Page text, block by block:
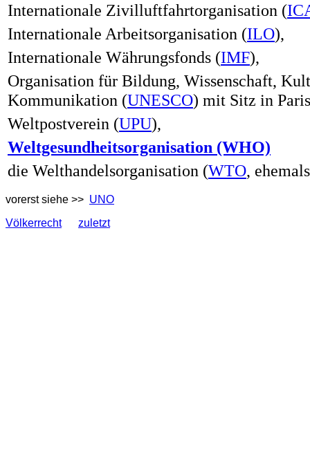
Internationale Zivilluftfahrtorganisation (
Internationale Arbeitsorganisation (ILO),
Internationale Währungsfonds (IMF),
Organisation für Bildung, Wissenschaft,
Kommunikation (UNESCO) mit Sitz in Paris
Weltpostverein (UPU),
Weltgesundheitsorganisation (WHO)
die Welthandelsorganisation (WTO,
vorerst siehe >> UNO
Völkerrecht
zuletzt